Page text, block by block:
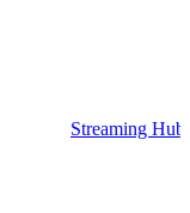
Streaming Hub